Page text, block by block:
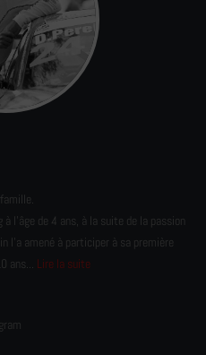
l’âge de 4 ans, à la suite de la passion
l'a amené à participer à sa première
ans... Lire la suite